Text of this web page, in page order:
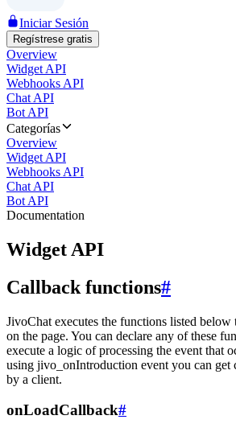
Iniciar Sesión
Regístrese gratis
Overview
Widget API
Webhooks API
Chat API
Bot API
Categorías
Overview
Widget API
Webhooks API
Chat API
Bot API
Documentation
Widget API
Callback functions#
JivoChat executes the functions listed below
on the page. You can declare any of these
execute a logic of processing the event that
using jivo_onIntroduction event you can get
by a client.
onLoadCallback#